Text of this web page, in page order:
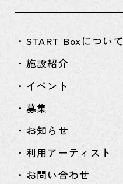
・START Boxについて
・施設紹介
・イベント
・募集
・お知らせ
・利用アーティスト
・お問い合わせ